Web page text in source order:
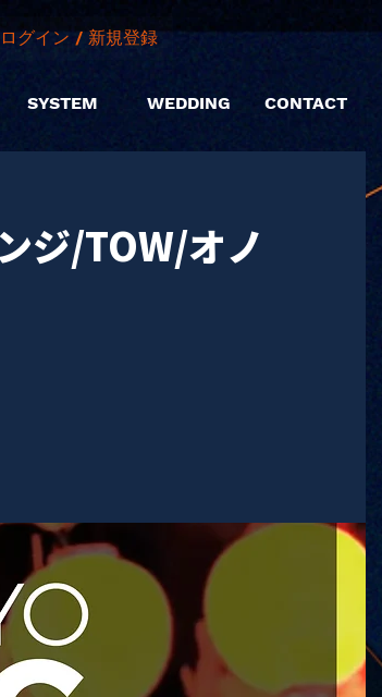
ログイン / 新規登録
SYSTEM WEDDING CONTACT
ジ/TOW/オノ